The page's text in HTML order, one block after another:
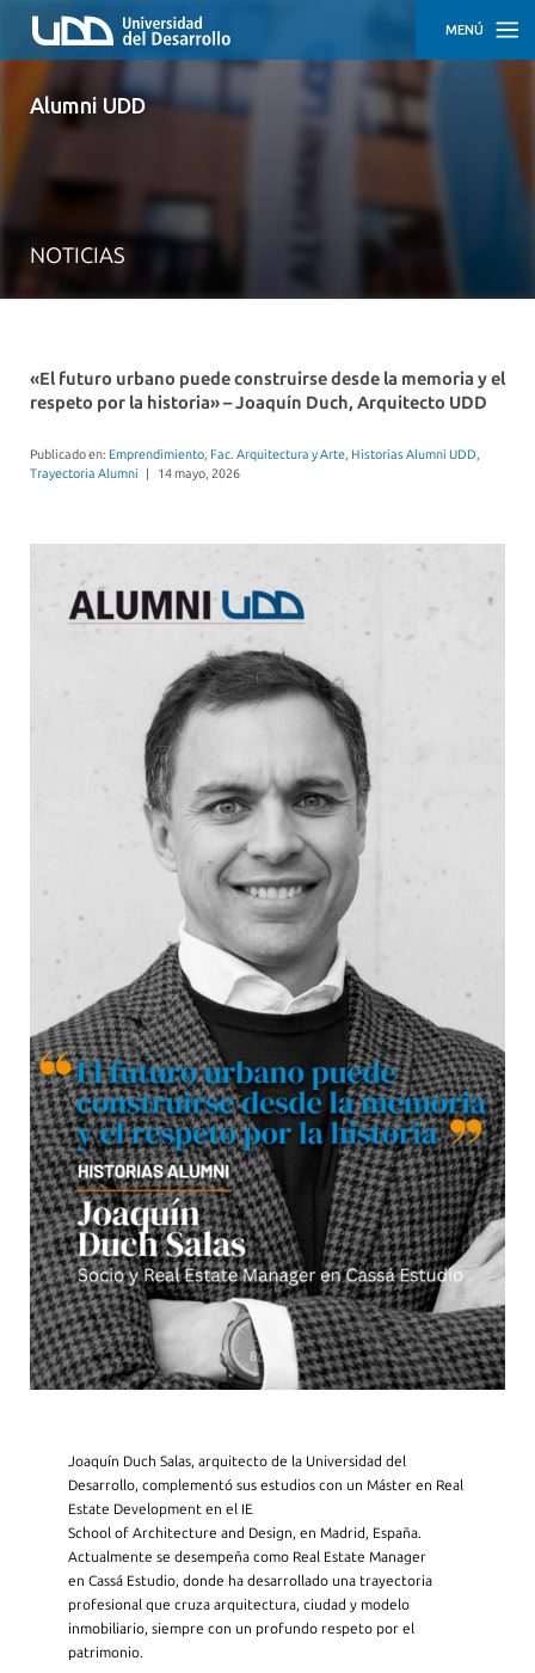
Alumni UDD
NOTICIAS
MENÚ
CÓMO
DESARROLLO
PROFESIONAL
APOYO
EMPRENDEDOR
«El futuro urbano puede construirse desde la memoria y el
respeto por la historia» – Joaquín Duch, Arquitecto UDD
Publicado en: Emprendimiento, Fac. Arquitectura y Arte, Historias Alumni UDD,
Trayectoria Alumni
| 14 mayo, 2026
Joaquín Duch Salas, arquitecto de la Universidad del
Desarrollo, complementó sus estudios con un Máster en Real
Estate Development en el IE
School of Architecture and Design, en Madrid, España.
Actualmente se desempeña como Real Estate Manager
en Cassá Estudio, donde ha desarrollado una trayectoria
profesional que cruza arquitectura, ciudad y modelo
inmobiliario, siempre con un profundo respeto por el
patrimonio.